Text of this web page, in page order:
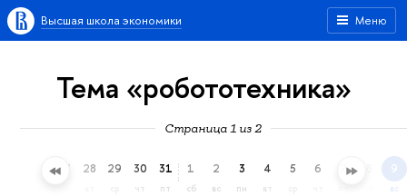
Меню
Высшая школа экономики
Тема «робототехника»
Страница 1 из 2
27 28 29 30
чт
31
пт
1
сб
2
вс
3
пн
4
вт
5 6 7 9
вс